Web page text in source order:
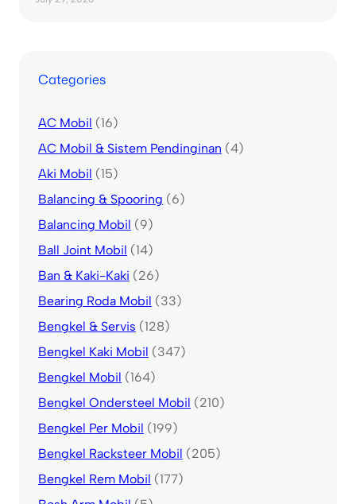
Categories
AC Mobil (16)
AC Mobil & Sistem Pendinginan (4)
Aki Mobil (15)
Balancing & Spooring (6)
Balancing Mobil (9)
Ball Joint Mobil (14)
Ban & Kaki-Kaki (26)
Bearing Roda Mobil (33)
Bengkel & Servis (128)
Bengkel Kaki Mobil (347)
Bengkel Mobil (164)
Bengkel Ondersteel Mobil (210)
Bengkel Per Mobil (199)
Bengkel Racksteer Mobil (205)
Bengkel Rem Mobil (177)